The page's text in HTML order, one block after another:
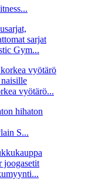
Gym...
vyötärö...
S...